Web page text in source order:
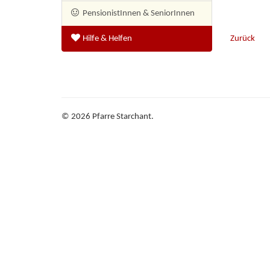
PensionistInnen & SeniorInnen
Hilfe & Helfen Zurück
© 2026 Pfarre Starchant.